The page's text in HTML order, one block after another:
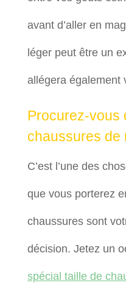
avant d’aller en
léger peut être un
allégera également
Procurez-vous
chaussures de
C’est l’une des
que vous porterez
chaussures sont
décision. Jetez un
spécial taille de